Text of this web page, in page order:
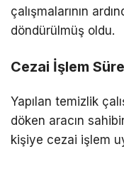
çalışmalarının
döndürülmüş oldu.
Cezai İşlem
Yapılan temizlik
döken aracın
kişiye cezai işlem